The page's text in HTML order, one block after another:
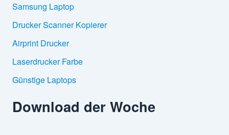
Samsung Laptop
Drucker Scanner Kopierer
Airprint Drucker
Laserdrucker Farbe
Günstige Laptops
Download der Woche